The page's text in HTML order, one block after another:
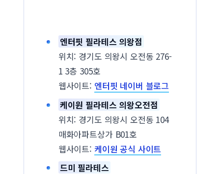
엔터핏 필라테스 의왕점
위치: 경기도 의왕시 오전동 276-
1 3층 305호
웹사이트: 엔터핏 네이버 블로그
케이원 필라테스 의왕오전점
위치: 경기도 의왕시 오전동 104
매화아파트상가 B01호
웹사이트: 케이원 공식 사이트
드미 필라테스